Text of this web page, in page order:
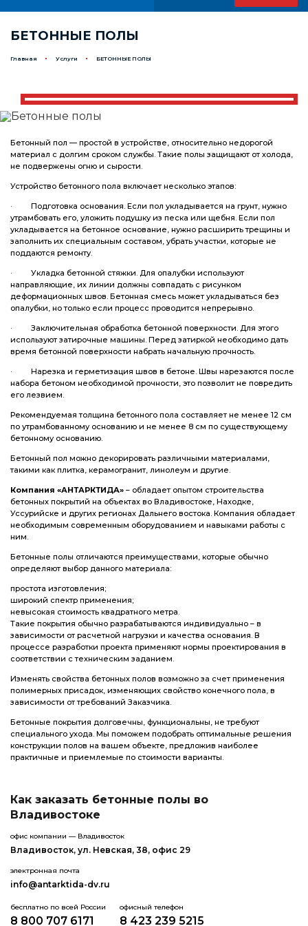
БЕТОННЫЕ ПОЛЫ
Главная Услуги БЕТОННЫЕ ПОЛЫ
Бетонный пол — простой в устройстве, относительно недорогой
материал с долгим сроком службы. Такие полы защищают от холода,
не подвержены огню и сырости.
Устройство бетонного пола включает несколько этапов:
· Подготовка основания. Если пол укладывается на грунт, нужно
утрамбовать его, уложить подушку из песка или щебня. Если пол
укладывается на бетонное основание, нужно расширить трещины и
заполнить их специальным составом, убрать участки, которые не
поддаются ремонту.
· Укладка бетонной стяжки. Для опалубки используют
направляющие, их линии должны совпадать с рисунком
деформационных швов. Бетонная смесь может укладываться без
опалубки, но только если процесс проводится непрерывно.
· Заключительная обработка бетонной поверхности. Для этого
используют затирочные машины. Перед затиркой необходимо дать
время бетонной поверхности набрать начальную прочность.
· Нарезка и герметизация швов в бетоне. Швы нарезаются после
набора бетоном необходимой прочности, это позволит не повредить
его лезвием.
Рекомендуемая толщина бетонного пола составляет не менее 12 см
по утрамбованному основанию и не менее 8 см по существующему
бетонному основанию.
Бетонный пол можно декорировать различными материалами,
такими как плитка, керамогранит, линолеум и другие.
Компания «АНТАРКТИДА» – обладает опытом строительства
бетонных покрытий на объектах во Владивостоке, Находке,
Уссурийске и других регионах Дальнего востока. Компания обладает
необходимым современным оборудованием и навыками работы с
ним.
Бетонные полы отличаются преимуществами, которые обычно
определяют выбор данного материала:
простота изготовления;
широкий спектр применения;
невысокая стоимость квадратного метра.
Такие покрытия обычно разрабатываются индивидуально – в
зависимости от расчетной нагрузки и качества основания. В
процессе разработки проекта применяют нормы проектирования в
соответствии с техническим заданием.
Изменять свойства бетонных полов возможно за счет применения
полимерных присадок, изменяющих свойство конечного пола, в
зависимости от требований Заказчика.
Бетонные покрытия долговечны, функциональны, не требуют
специального ухода. Мы поможем подобрать оптимальные решения
конструкции полов на вашем объекте, предложив наиболее
практичные и приемлемые по стоимости варианты.
Как заказать бетонные полы во
Владивостоке
офис компании — Владивосток
Владивосток, ул. Невская, 38, офис 29
электронная почта
info@antarktida-dv.ru
бесплатно по всей России
8 800 707 6171
офисный телефон
8 423 239 5215